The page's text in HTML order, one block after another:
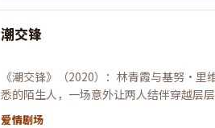
热门
潮交锋
《潮交锋》（2020）：林青霞与基努·里
悉的陌生人，一场意外让两人结伴穿越层
彼此的答案。
爱情剧场